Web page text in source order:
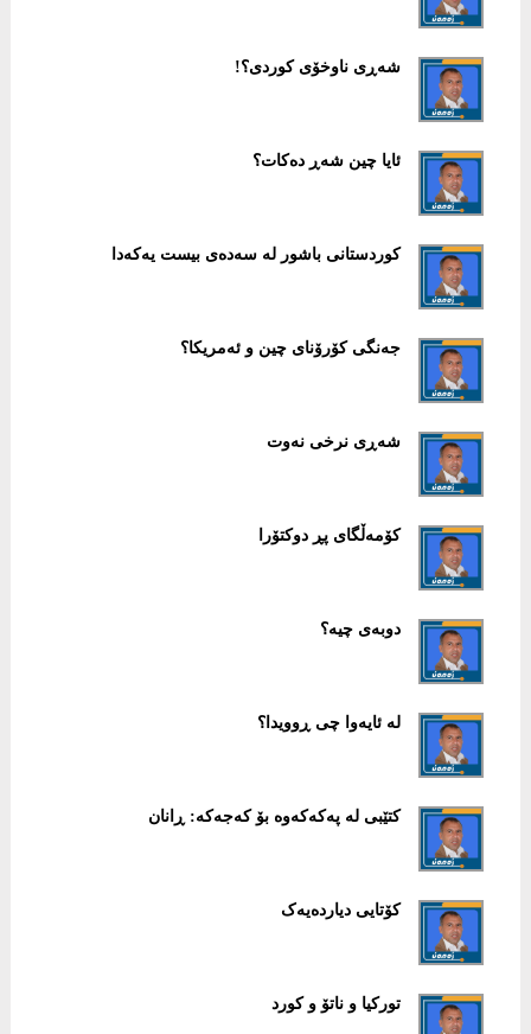
شەڕی ناوخۆی کوردی؟!
ئایا چین شەڕ دەکات؟
کوردستانی باشور لە سەدەی بیست یەکەدا
جەنگی کۆرۆنای چین و ئەمریکا؟
شەڕی نرخی نەوت
کۆمەڵگای پڕ دوکتۆرا
دوبەی چیە؟
لە ئایەوا چی ڕوویدا؟
کتێبی لە پەکەکەوە بۆ کەجەکە: ڕانان
کۆتایی دیاردەیەک
تورکیا و ناتۆ و کورد